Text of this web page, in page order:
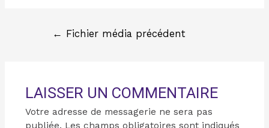
← Fichier média précédent
LAISSER UN COMMENTAIRE
Votre adresse de messagerie ne sera pas
publiée. Les champs obligatoires sont indiqués